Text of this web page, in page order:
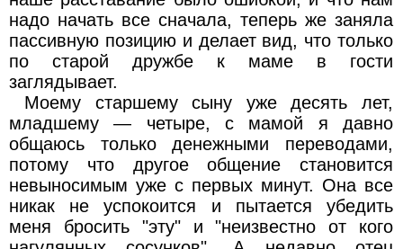
надо начать все сначала, теперь же заняла
пассивную позицию и делает вид, что только
по старой дружбе к маме в гости
заглядывает.
Моему старшему сыну уже десять лет,
младшему — четыре, с мамой я давно
общаюсь только денежными переводами,
потому что другое общение становится
невыносимым уже с первых минут. Она все
никак не успокоится и пытается убедить
меня бросить "эту" и "неизвестно от кого